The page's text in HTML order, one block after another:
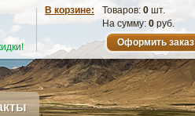
В корзине: Товаров: 0 шт.
На сумму: 0 руб.
Оформить заказ